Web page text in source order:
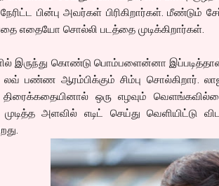
பின்பு அவர்கள் பிரிகிறார்கள். மீண்டும்
எதையோ சொல்லி படத்தை முடிக்கிறார்கள்.
இருந்து கொண்டு பொம்பளைன்னா
லவ் பண்ண ஆரம்பிக்கும் சிம்பு சொல்கிறார்.
ஒரு எழவும்
முடித்த அளவில் எடிட் செய்து